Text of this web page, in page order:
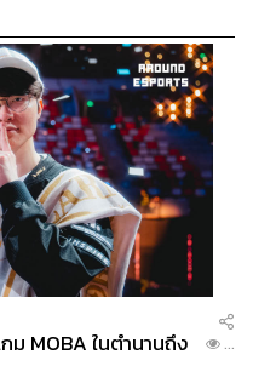
ม MOBA ในตำนานถึง
...